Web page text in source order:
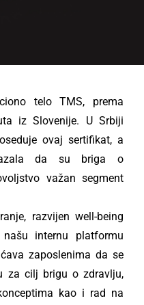
telo TMS, prema
iz Slovenije. U Srbiji
ovaj sertifikat, a
da su briga o
važan segment
razvijen well-being
internu platformu
zaposlenima da se
za cilj brigu o zdravlju,
kao i rad na